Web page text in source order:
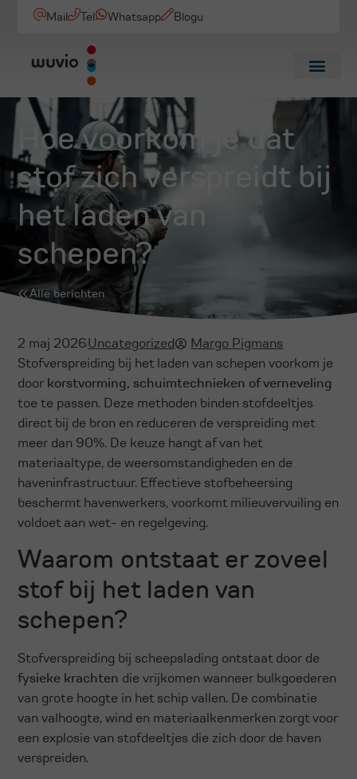
Mail Tel Whatsapp Blogu
Hoe voorkom je dat
stof zich verspreidt bij
het laden van
schepen?
Alle berichten
2 maj 2026Uncategorized
Margo Pigmans
Stofverspreiding bij het laden van schepen voorkom je
door korstvorming, schuimtechnieken of verneveling
toe te passen. Deze methoden binden stofdeeltjes
direct bij de bron en reduceren de verspreiding met
meer dan 90%. De keuze hangt af van het
materiaaltype, de weersomstandigheden en de
haveninfrastructuur. Effectieve stofbeheersing
beschermt havenwerkers, voorkomt milieuvervuiling en
voldoet aan wet- en regelgeving.
Waarom ontstaat er zoveel
stof bij het laden van
schepen?
Stofverspreiding bij scheepslading ontstaat door de
fysieke krachten die vrijkomen wanneer bulkgoederen
van grote hoogte in het schip vallen. De combinatie
van valhoogte, wind en materiaalkenmerken zorgt voor
een explosie van stofdeeltjes die zich door de haven
verspreiden.